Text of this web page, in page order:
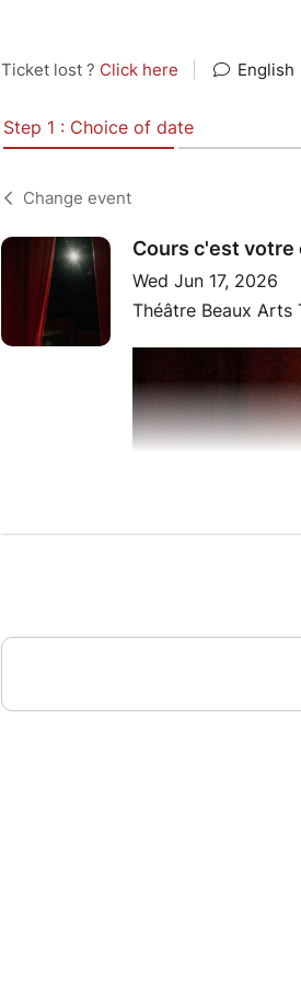
Ticket lost ? Click here English
Step 1 : Choice of date
Change event
Cours c'est
Wed Jun 17, 2026
Théâtre Beaux Arts